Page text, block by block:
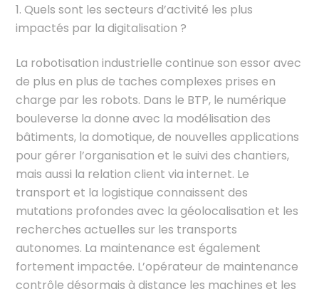
Quels sont les secteurs d’activité les plus
impactés par la digitalisation ?
La robotisation industrielle continue son essor avec
de plus en plus de taches complexes prises en
charge par les robots. Dans le BTP, le numérique
bouleverse la donne avec la modélisation des
bâtiments, la domotique, de nouvelles applications
pour gérer l’organisation et le suivi des chantiers,
mais aussi la relation client via internet. Le
transport et la logistique connaissent des
mutations profondes avec la géolocalisation et les
recherches actuelles sur les transports
autonomes. La maintenance est également
fortement impactée. L’opérateur de maintenance
contrôle désormais à distance les machines et les